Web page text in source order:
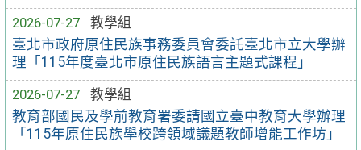
2026-07-27
教學組
臺北市政府原住民族事務委員會委託臺北市立大學辦
理「115年度臺北市原住民族語言主題式課程」
2026-07-27
教學組
教育部國民及學前教育署委請國立臺中教育大學辦理
「115年原住民族學校跨領域議題教師增能工作坊」